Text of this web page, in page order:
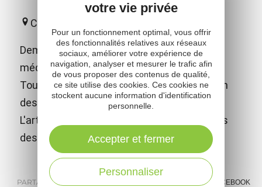
Camjac
Demeure familiale d'exception, ce château
médiéval richement meublé a donné à
Toulouse-Lautrec les atouts pour devenir un
des plus célèbres peintres du XIXème s.
L'artiste y est toujours présent à travers des
dessins, affiches et lithographies.
PARTAGER : FACEBOOK
votre vie privée
Pour un fonctionnement optimal, vous offrir
des fonctionnalités relatives aux réseaux
sociaux, améliorer votre expérience de
navigation, analyser et mesurer le trafic afin
de vous proposer des contenus de qualité,
ce site utilise des cookies. Ces cookies ne
stockent aucune information d'identification
personnelle.
Personnaliser
Accepter et fermer